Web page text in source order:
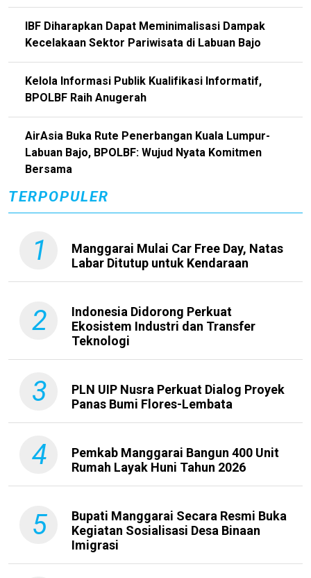
IBF Diharapkan Dapat Meminimalisasi Dampak
Kecelakaan Sektor Pariwisata di Labuan Bajo
Kelola Informasi Publik Kualifikasi Informatif,
BPOLBF Raih Anugerah
AirAsia Buka Rute Penerbangan Kuala Lumpur-
Labuan Bajo, BPOLBF: Wujud Nyata Komitmen
Bersama
TERPOPULER
1
Manggarai Mulai Car Free Day, Natas
Labar Ditutup untuk Kendaraan
2
Indonesia Didorong Perkuat
Ekosistem Industri dan Transfer
Teknologi
3
PLN UIP Nusra Perkuat Dialog Proyek
Panas Bumi Flores-Lembata
4
Pemkab Manggarai Bangun 400 Unit
Rumah Layak Huni Tahun 2026
5
Bupati Manggarai Secara Resmi Buka
Kegiatan Sosialisasi Desa Binaan
Imigrasi